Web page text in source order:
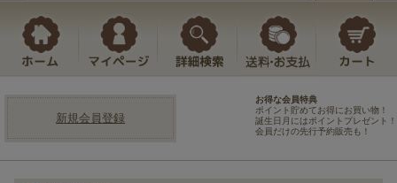
新規会員登録
お得な会員特典
ポイント貯めてお得にお買い物！
誕生日月にはポイントプレゼント！
会員だけの先行予約販売も！